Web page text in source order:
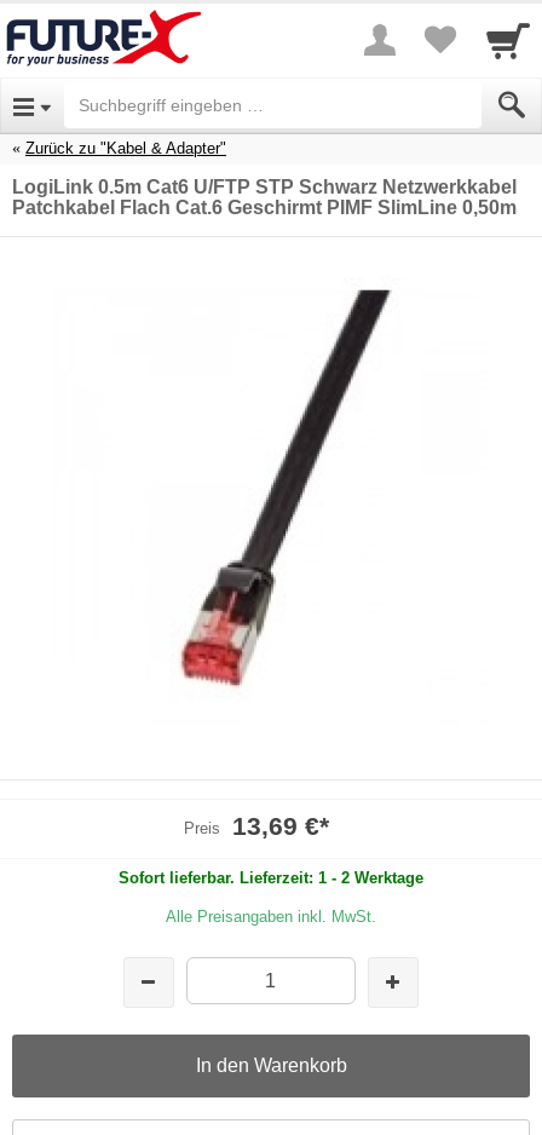
Zurück zu "Kabel & Adapter"
LogiLink 0.5m Cat6 U/FTP STP Schwarz Netzwerkkabel
Patchkabel Flach Cat.6 Geschirmt PIMF SlimLine 0,50m
Preis 13,69 €*
Sofort lieferbar. Lieferzeit: 1 - 2 Werktage
Alle Preisangaben inkl. MwSt.
In den Warenkorb